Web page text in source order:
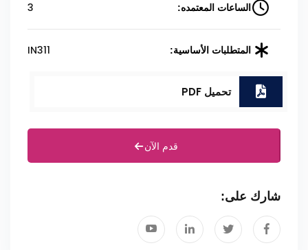
الساعات المعتمده: 3
المتطلبات الأساسية: IN311
تحميل PDF
قدم الآن
شارك على: